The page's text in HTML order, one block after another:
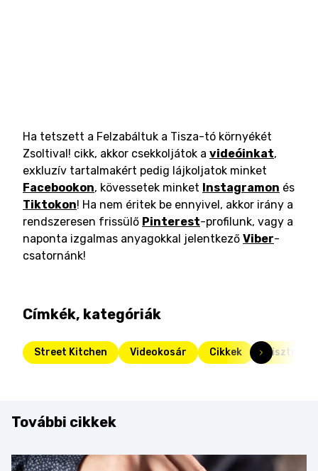
Ha tetszett a Felzabáltuk a Tisza-tó környékét
Zsoltival! cikk, akkor csekkoljátok a videóinkat,
exkluzív tartalmakért pedig lájkoljatok minket
Facebookon, kövessetek minket Instagramon és
Tiktokon! Ha nem éritek be ennyivel, akkor irány a
rendszeresen frissülő Pinterest-profilunk, vagy a
naponta izgalmas anyagokkal jelentkező Viber-
csatornánk!
Címkék, kategóriák
Street Kitchen Videokosár Cikkek Bisztrók
További cikkek